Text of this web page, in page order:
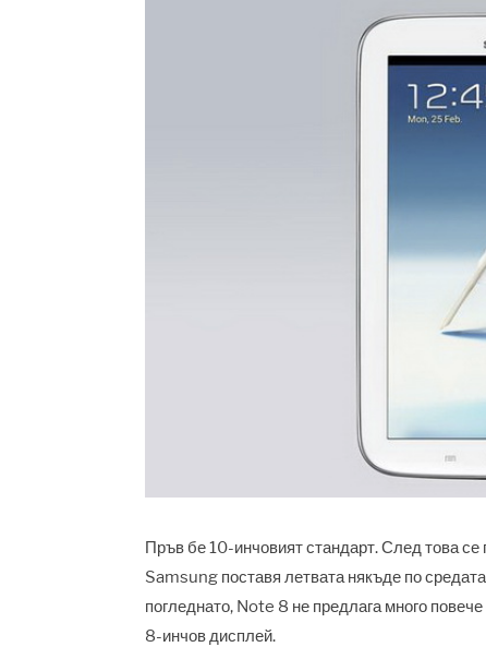
Пръв бе 10-инчовият стандарт. След това
Samsung поставя летвата някъде по
погледнато, Note 8 не предлага много
8-инчов дисплей.